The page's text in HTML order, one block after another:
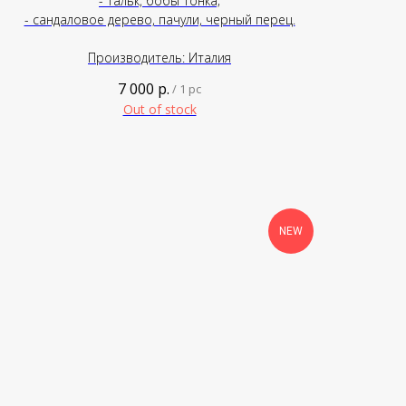
- сандаловое дерево, пачули, черный перец.
Производитель: Италия
7 000 р. / 1 pc
Out of stock
NEW